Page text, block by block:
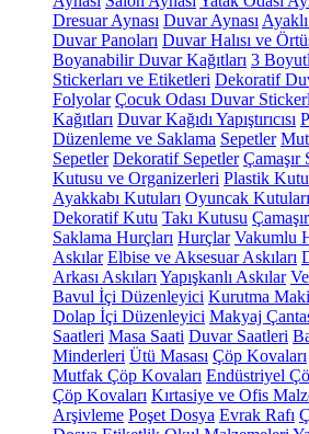
Dresuar Aynası Duvar Aynası
Duvar Panoları Duvar Halısı ve
Boyanabilir Duvar Kağıtları 3
Stickerları ve Etiketleri Dekoratif
Folyolar Çocuk Odası Duvar
Kağıtları Duvar Kağıdı Yapıştırıcısı
Düzenleme ve Saklama Sepetler
Sepetler Dekoratif Sepetler Çamaşır
Kutusu ve Organizerleri Plastik
Ayakkabı Kutuları Oyuncak Kutuları
Dekoratif Kutu Takı Kutusu
Saklama Hurçları Hurçlar Vakumlu
Askılar Elbise ve Aksesuar Askıları
Arkası Askıları Yapışkanlı Askılar
Bavul İçi Düzenleyici Kurutma
Dolap İçi Düzenleyici Makyaj
Saatleri Masa Saati Duvar Saatleri
Minderleri Ütü Masası Çöp Kovaları
Mutfak Çöp Kovaları Endüstriyel
Çöp Kovaları Kırtasiye ve Ofis
Arşivleme Poşet Dosya Evrak Rafı